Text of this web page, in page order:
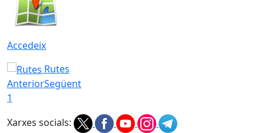
Accedeix
Rutes
AnteriorSegüent
1
Xarxes socials: